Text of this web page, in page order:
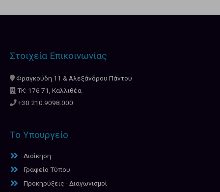
Στοιχεία Επικοινωνίας
Φραγκούδη 11 & Αλεξάνδρου Πάντου
ΤΚ: 176 71, Καλλιθέα
+30 210.9098.000
Το Υπουργείο
Διοίκηση
Γραφείο Τύπου
Προκηρύξεις - Διαγωνισμοί